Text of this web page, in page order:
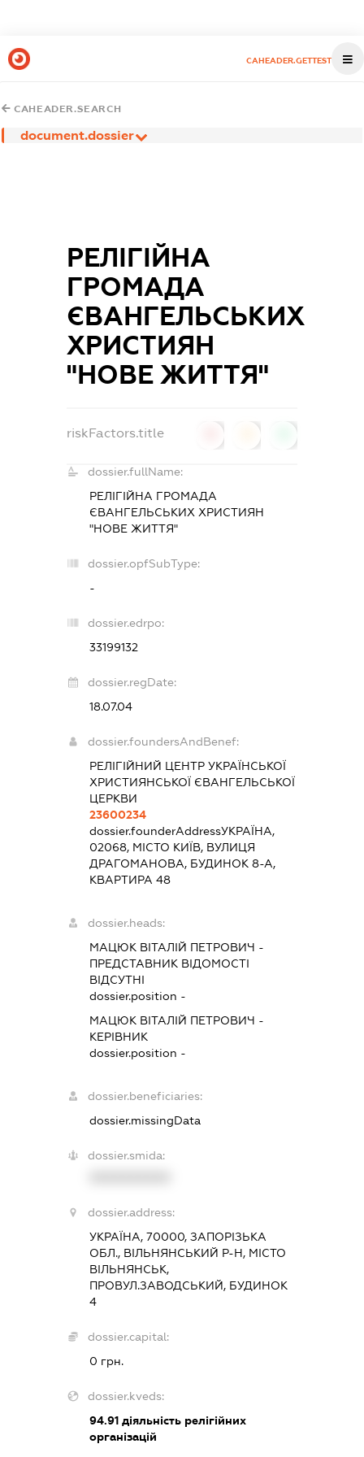
CAHEADER.GETTEST
CAHEADER.SEARCH
document.dossier
РЕЛІГІЙНА
ГРОМАДА
ЄВАНГЕЛЬСЬКИХ
ХРИСТИЯН
"НОВЕ ЖИТТЯ"
riskFactors.title
dossier.fullName:
РЕЛІГІЙНА ГРОМАДА
ЄВАНГЕЛЬСЬКИХ ХРИСТИЯН
"НОВЕ ЖИТТЯ"
dossier.opfSubType:
-
dossier.edrpo:
33199132
dossier.regDate:
18.07.04
dossier.foundersAndBenef:
РЕЛІГІЙНИЙ ЦЕНТР УКРАЇНСЬКОЇ
ХРИСТИЯНСЬКОЇ ЄВАНГЕЛЬСЬКОЇ
ЦЕРКВИ
23600234
dossier.founderAddressУКРАЇНА,
02068, МІСТО КИЇВ, ВУЛИЦЯ
ДРАГОМАНОВА, БУДИНОК 8-А,
КВАРТИРА 48
dossier.heads:
МАЦЮК ВІТАЛІЙ ПЕТРОВИЧ -
ПРЕДСТАВНИК ВІДОМОСТІ
ВІДСУТНІ
dossier.position -
МАЦЮК ВІТАЛІЙ ПЕТРОВИЧ -
КЕРІВНИК
dossier.position -
dossier.beneficiaries:
dossier.missingData
dossier.smida:
dossier.address:
УКРАЇНА, 70000, ЗАПОРІЗЬКА
ОБЛ., ВІЛЬНЯНСЬКИЙ Р-Н, МІСТО
ВІЛЬНЯНСЬК,
ПРОВУЛ.ЗАВОДСЬКИЙ, БУДИНОК
4
dossier.capital:
0 грн.
dossier.kveds:
94.91діяльність релігійних
організацій